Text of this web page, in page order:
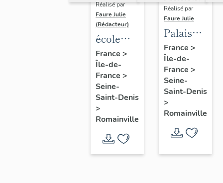
Réalisé par
Faure Julie
(Rédacteur)
école
primaire
Fraternité-
Aubin
France >
Île-de-
France >
Seine-
Saint-Denis
>
Romainville
Réalisé par
Faure Julie
Palais
des fêtes
(Le
Pavillon)
France >
Île-de-
France >
Seine-
Saint-Denis
>
Romainville